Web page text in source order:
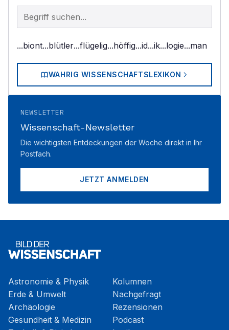
Begriff im Lexikon suchen
...biont...blütler...flügelig...höffig...id...ik...logie...man
WAHRIG WISSENSCHAFTSLEXIKON
NEWSLETTER
Wissenschaft-Newsletter
Die wichtigsten Entdeckungen der Woche direkt in Ihr
Postfach.
JETZT ANMELDEN
Astronomie & Physik
Erde & Umwelt
Archäologie
Gesundheit & Medizin
Kolumnen
Nachgefragt
Rezensionen
Podcast